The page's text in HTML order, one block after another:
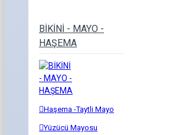
BİKİNİ - MAYO -
HAŞEMA
Haşema -Taytli Mayo
Yüzücü Mayosu